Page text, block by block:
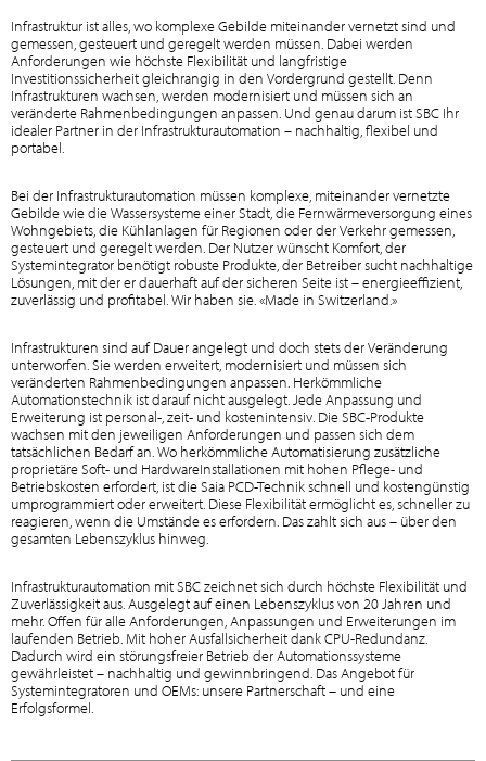
Infrastruktur ist alles, wo komplexe Gebilde miteinander vernetzt sind und
gemessen, gesteuert und geregelt werden müssen. Dabei werden
Anforderungen wie höchste Flexibilität und langfristige
Investitionssicherheit gleichrangig in den Vordergrund gestellt. Denn
Infrastrukturen wachsen, werden modernisiert und müssen sich an
veränderte Rahmenbedingungen anpassen. Und genau darum ist SBC Ihr
idealer Partner in der Infrastrukturautomation – nachhaltig, flexibel und
portabel.
Bei der Infrastrukturautomation müssen komplexe, miteinander vernetzte
Gebilde wie die Wassersysteme einer Stadt, die Fernwärmeversorgung eines
Wohngebiets, die Kühlanlagen für Regionen oder der Verkehr gemessen,
gesteuert und geregelt werden. Der Nutzer wünscht Komfort, der
Systemintegrator benötigt robuste Produkte, der Betreiber sucht nachhaltige
Lösungen, mit der er dauerhaft auf der sicheren Seite ist – energieeffizient,
zuverlässig und profitabel. Wir haben sie. «Made in Switzerland.»
Infrastrukturen sind auf Dauer angelegt und doch stets der Veränderung
unterworfen. Sie werden erweitert, modernisiert und müssen sich
veränderten Rahmenbedingungen anpassen. Herkömmliche
Automationstechnik ist darauf nicht ausgelegt. Jede Anpassung und
Erweiterung ist personal-, zeit- und kostenintensiv. Die SBC-Produkte
wachsen mit den jeweiligen Anforderungen und passen sich dem
tatsächlichen Bedarf an. Wo herkömmliche Automatisierung zusätzliche
proprietäre Soft- und HardwareInstallationen mit hohen Pflege- und
Betriebskosten erfordert, ist die Saia PCD-Technik schnell und kostengünstig
umprogrammiert oder erweitert. Diese Flexibilität ermöglicht es, schneller zu
reagieren, wenn die Umstände es erfordern. Das zahlt sich aus – über den
gesamten Lebenszyklus hinweg.
Infrastrukturautomation mit SBC zeichnet sich durch höchste Flexibilität und
Zuverlässigkeit aus. Ausgelegt auf einen Lebenszyklus von 20 Jahren und
mehr. Offen für alle Anforderungen, Anpassungen und Erweiterungen im
laufenden Betrieb. Mit hoher Ausfallsicherheit dank CPU-Redundanz.
Dadurch wird ein störungsfreier Betrieb der Automationssysteme
gewährleistet – nachhaltig und gewinnbringend. Das Angebot für
Systemintegratoren und OEMs: unsere Partnerschaft – und eine
Erfolgsformel.